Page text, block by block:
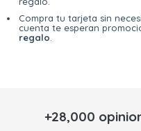
Compra tu tarjeta sin
cuenta te esperan
regalo
+28,000